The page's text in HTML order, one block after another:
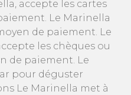
accepte les cartes
Le Marinella
de paiement. Le
les chèques ou
de paiement. Le
pour déguster
Le Marinella met à